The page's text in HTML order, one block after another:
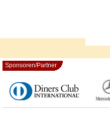
Sponsoren/Partner